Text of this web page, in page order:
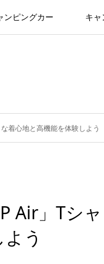
ンピングカー キャ
着心地と高機能を体験しよう
Air」Tシャ
う